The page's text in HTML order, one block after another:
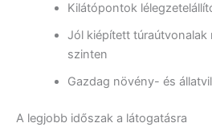
Kilátópontok
Jól kiépített túraútvonalak
szinten
Gazdag növény- és
A legjobb időszak a látogatásra